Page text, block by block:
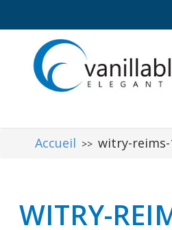
Accueil >> witry-reims-
WITRY-